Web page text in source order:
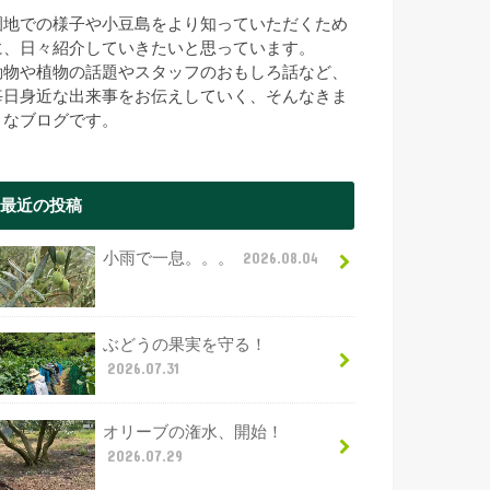
地での様子や小豆島をより知っていただくため
、日々紹介していきたいと思っています。
物や植物の話題やスタッフのおもしろ話など、
日身近な出来事をお伝えしていく、そんなきま
ブログです。
最近の投稿
小雨で一息。。。 2026.08.04
ぶどうの果実を守る！
2026.07.31
オリーブの潅水、開始！
2026.07.29